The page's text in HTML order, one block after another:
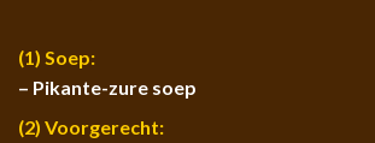
(1) Soep:
– Pikante-zure soep
(2) Voorgerecht: